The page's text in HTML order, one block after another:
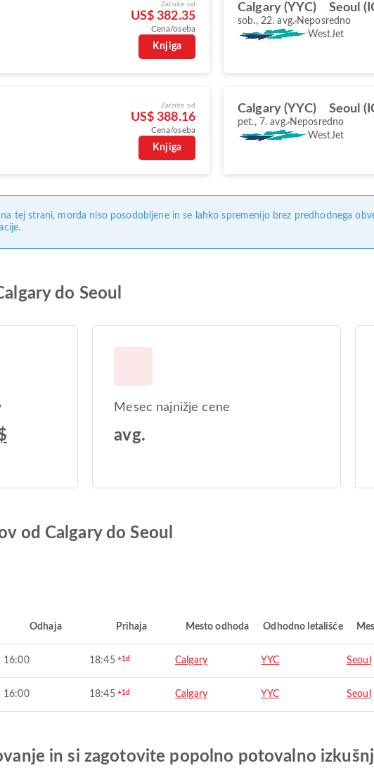
Začnite od
US$ 382.35
Cena/oseba
Knjiga
Calgary (YYC) Seoul
sob., 22. avg. Neposredno
WestJet
Začnite od
US$ 388.16
Cena/oseba
Knjiga
Calgary (YYC) Seoul
pet., 7. avg. Neposredno
WestJet
tej strani, morda niso posodobljene in se lahko spremenijo brez predhodnega
do Seoul
Mesec najnižje cene
avg.
od Calgary do Seoul
Odhaja Prihaja Mesto odhoda Odhodno letališče
16:00 18:45 +1d Calgary YYC Seoul
16:00 18:45 +1d Calgary YYC Seoul
in si zagotovite popolno potovalno